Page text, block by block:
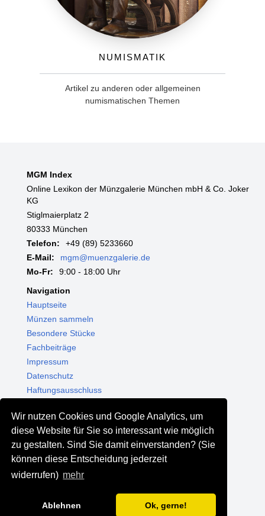
Wir nutzen Cookies und Google Analytics, um
diese Website für Sie so interessant wie möglich
zu gestalten. Sind Sie damit einverstanden? (Sie
können diese Entscheidung jederzeit
widerrufen) mehr
Ablehnen Ok, gerne!
Numismatik
Artikel zu anderen oder allgemeinen
numismatischen Themen
MGM Index
Online Lexikon der Münzgalerie München mbH & Co. Joker
KG
Stiglmaierplatz 2
80333 München
Telefon:
+49 (89) 5233660
E-Mail:
mgm@muenzgalerie.de
Mo-Fr:
9:00 - 18:00 Uhr
Navigation
Hauptseite
Münzen sammeln
Besondere Stücke
Fachbeiträge
Impressum
Datenschutz
Haftungsausschluss
Shop - Online kaufen
Münzgalerie München
MGM Schmuck
MGM Pfand